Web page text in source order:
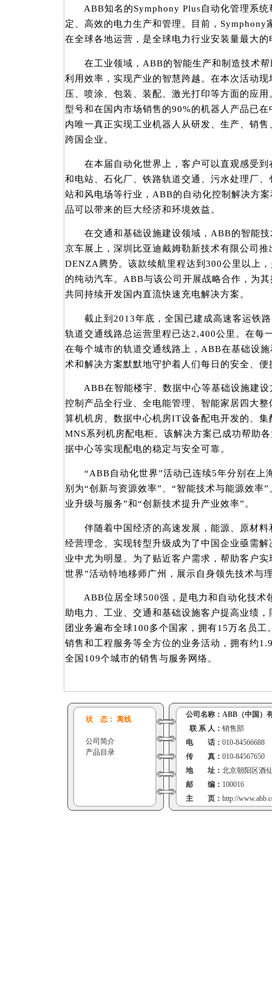
ABB知名的Symphony Plus自动化管理系统
定、高效的电力生产和管理。目前，Symphony
在全球各地运营，是全球电力行业安装量最大
在工业领域，ABB的智能生产和制造技术帮
利用效率，实现产业的智慧跨越。在本次活动
压、喷涂、包装、装配、激光打印等方面的应
型号和在国内市场销售的90%的机器人产品已
内唯一真正实现工业机器人从研发、生产、销
跨国企业。
在本届自动化世界上，客户可以直观感受到
和电站、石化厂、铁路轨道交通、污水处理厂
站和风电场等行业，ABB的自动化控制解决方
品可以带来的巨大经济和环境效益。
在交通和基础设施建设领域，ABB的智能技
京车展上，深圳比亚迪戴姆勒新技术有限公司
DENZA腾势。该款续航里程达到300公里以上
的纯动汽车。ABB与该公司开展战略合作，为
共同持续开发国内直流快速充电解决方案。
截止到2013年底，全国已建成高速客运铁路
轨道交通线路总运营里程已达2,400公里。在每
在每个城市的轨道交通线路上，ABB在基础设
术和解决方案默默地守护着人们每日的安全、便
ABB在智能楼宇、数据中心等基础设施建设
控制产品全行业、全电能管理、智能家居四大
算机机房、数据中心机房IT设备配电开发的、
MNS系列机房配电柜。该解决方案已成功帮助
据中心等实现配电的稳定与安全可靠。
“ABB自动化世界”活动已连续5年分别在上
别为“创新与资源效率”、“智能技术与能源效率
业升级与服务”和“创新技术提升产业效率”。
伴随着中国经济的高速发展，能源、原材料
经营理念、实现转型升级成为了中国企业亟需
业中尤为明显。为了贴近客户需求，帮助客户
世界”活动特地移师广州，展示自身领先技术与
ABB位居全球500强，是电力和自动化技术
助电力、工业、交通和基础设施客户提高业绩
团业务遍布全球100多个国家，拥有15万名员
销售和工程服务等全方位的业务活动，拥有约
全国109个城市的销售与服务网络。
状 态： 离线
公司简介
产品目录
公司名称： ABB（中国）
联 系 人： 销售部
电 话： 010-84566688
传 真： 010-84567650
地 址： 北京朝阳区酒
邮 编： 100016
主 页： http://